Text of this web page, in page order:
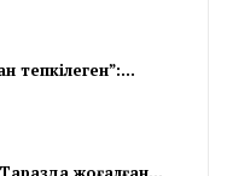
тепкілеген”:…